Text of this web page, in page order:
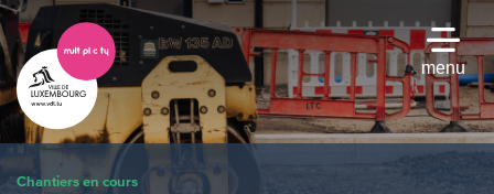
Passer
au
contenu
principal
menu
Chantiers en cours